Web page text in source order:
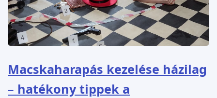
Macskaharapás kezelése házilag
– hatékony tippek a